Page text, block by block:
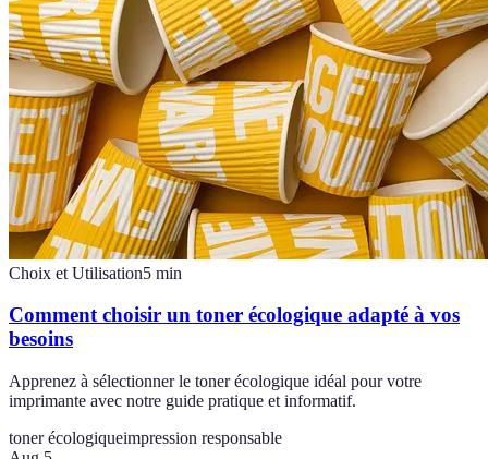
Choix et Utilisation5 min
Comment choisir un toner écologique adapté à vos
besoins
Apprenez à sélectionner le toner écologique idéal pour votre
imprimante avec notre guide pratique et informatif.
toner écologiqueimpression responsable